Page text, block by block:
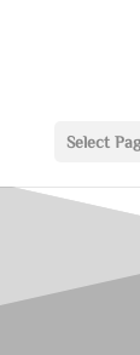
Select